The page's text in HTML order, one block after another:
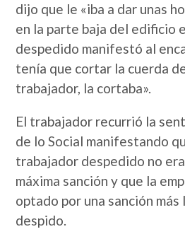
dijo que le «iba a dar unas
en la parte baja del edificio
despedido manifestó al
tenía que cortar la cuerda
trabajador, la cortaba».
El trabajador recurrió la
de lo Social manifestando
trabajador despedido no
máxima sanción y que la
optado por una sanción
despido.